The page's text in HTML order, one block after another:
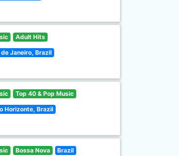
Adult Hits
de Janeiro, Brazil
Top 40 & Pop Music
Horizonte, Brazil
Bossa Nova Brazil